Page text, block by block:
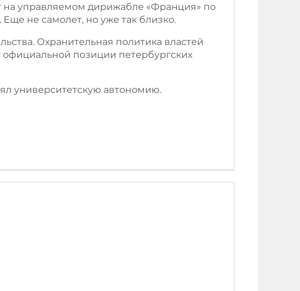
управляемом дирижабле «Франция» по
не самолет, но уже так близко.
Охранительная политика властей
позиции петербургских
университетскую автономию.